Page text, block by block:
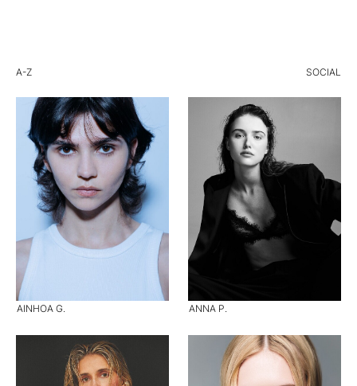
A-Z SOCIAL
AINHOA G. ANNA P.